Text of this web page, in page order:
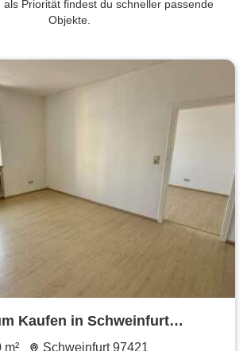
als Priorität findest du schneller passende
Objekte.
Kaufen in Schweinfurt
m² Schweinfurt 97421